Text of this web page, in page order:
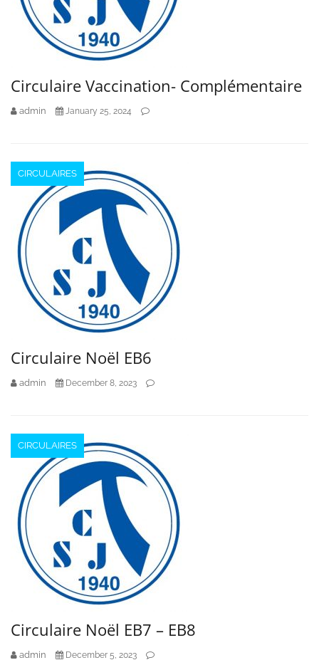
Circulaire Vaccination- Complémentaire
admin January 25, 2024
CIRCULAIRES
Circulaire Noël EB6
admin December 8, 2023
CIRCULAIRES
Circulaire Noël EB7 – EB8
admin December 5, 2023